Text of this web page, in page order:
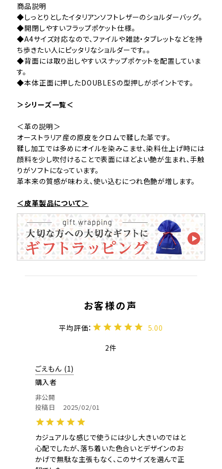
商品説明
◆しっとりとしたイタリアンソフトレザーのショルダーバッグ。
◆開閉しやすいフラップポケット仕様。
◆A4サイズ対応なので、ファイルや雑誌・タブレットなどを持
ち歩きたい人にピッタリなショルダーです。。
◆背面には取り出しやすいスナップポケットを配置していま
す。
◆本体正面に押したDOUBLESの型押しがポイントです。
＞シリーズ一覧＜
＜革の説明＞
オーストラリア産の原皮をクロムで鞣した革です。
鞣し加工では多めにオイルを染みこませ、染料仕上げ時には
顔料を少し吹付けることで表面にほどよい艶が生まれ、手触
りがソフトになっています。
革本来の質感が味わえ、使い込むにつれ色艶が増します。
＜皮革製品について＞
5.00
2
ごえもん 1
購入者
非公開
投稿日
2025/02/01
カジュアルな感じで使うには少し大きいのではと
心配でしたが、落ち着いた色合いとデザインのお
かげで無駄な主張もなく、このサイズを選んで正